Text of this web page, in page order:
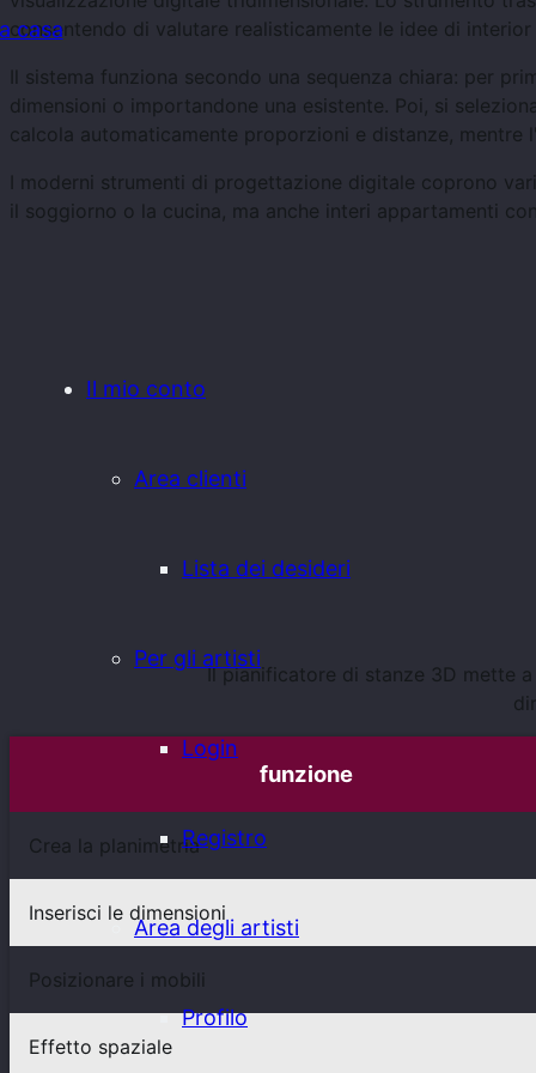
casa
Il mio conto
Area clienti
Lista dei desideri
Per gli artisti
Login
Registro
Area degli artisti
Profilo
consentendo di valutare realisticamente le idee di interior
Il sistema funziona secondo una sequenza chiara: per
dimensioni o importandone una esistente. Poi, si
calcola automaticamente proporzioni e distanze,
I moderni strumenti di progettazione digitale coprono
il soggiorno o la cucina, ma anche interi appartamenti
Il pianificatore di stanze 3D mette
funzione
Crea la planimetria
Inserisci le dimensioni
Posizionare i mobili
Effetto spaziale